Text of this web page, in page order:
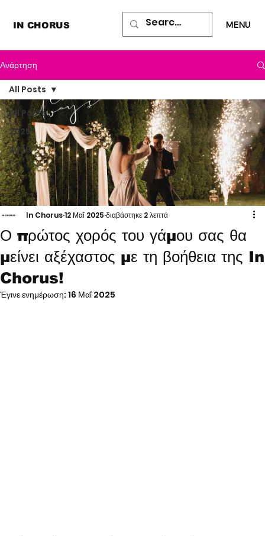
IN CHORUS MENU
Ανάρτηση
All Posts
2025
2026
All Posts
Ο πρώτος χορός του γάμου σας θα
μείνει αξέχαστος με τη βοήθεια της In
Chorus!
In Chorus12 Μαΐ 2025 διαβάστηκε 2 λεπτά
Έγινε ενημέρωση: 16 Μαΐ 2025